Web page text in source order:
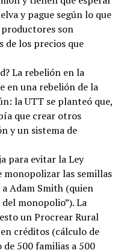
y pague según lo que
son
de los precios que
La rebelión en la
en una rebelión de la
la UTT se planteó que,
que crear otros
y un sistema de
para evitar la Ley
las semillas
Adam Smith (quien
monopolio”). La
un Procrear Rural
créditos (cálculo de
500 familias a 500